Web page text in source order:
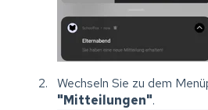
Wechseln Sie zu dem
"Mitteilungen".